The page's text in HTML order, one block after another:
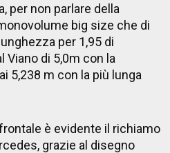
per non parlare della
big size che di
per 1,95 di
Viano di 5,0m con la
5,238 m con la più lunga
è evidente il richiamo
grazie al disegno